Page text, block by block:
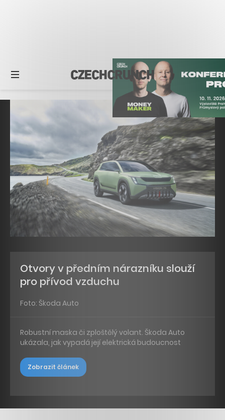
Otvory v předním nárazníku slouží
pro přívod vzduchu
Foto: Škoda Auto
Robustní maska či zploštělý volant. Škoda Auto
ukázala, jak vypadá její elektrická budoucnost
Zobrazit článek